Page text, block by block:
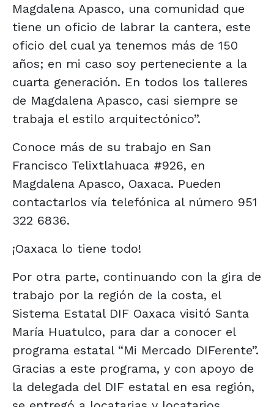
Magdalena Apasco, una comunidad que
tiene un oficio de labrar la cantera, este
oficio del cual ya tenemos más de 150
años; en mi caso soy perteneciente a la
cuarta generación. En todos los talleres
de Magdalena Apasco, casi siempre se
trabaja el estilo arquitectónico”.
Conoce más de su trabajo en San
Francisco Telixtlahuaca #926, en
Magdalena Apasco, Oaxaca. Pueden
contactarlos vía telefónica al número 951
322 6836.
¡Oaxaca lo tiene todo!
Por otra parte, continuando con la gira de
trabajo por la región de la costa, el
Sistema Estatal DIF Oaxaca visitó Santa
María Huatulco, para dar a conocer el
programa estatal “Mi Mercado DIFerente”.
Gracias a este programa, y con apoyo de
la delegada del DIF estatal en esa región,